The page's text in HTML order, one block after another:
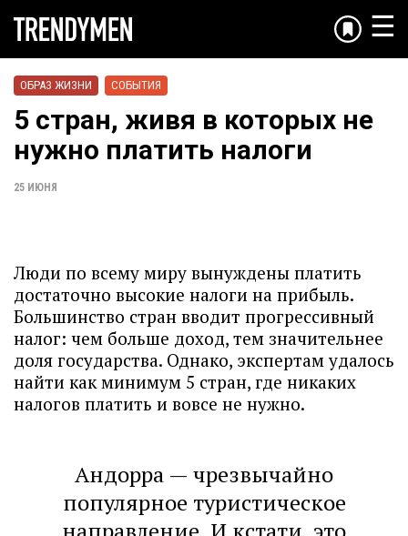
☰
ОБРАЗ ЖИЗНИ СОБЫТИЯ
5 стран, живя в которых не
нужно платить налоги
25 ИЮНЯ
Люди по всему миру вынуждены платить
достаточно высокие налоги на прибыль.
Большинство стран вводит прогрессивный
налог: чем больше доход, тем значительнее
доля государства. Однако, экспертам удалось
найти как минимум 5 стран, где никаких
налогов платить и вовсе не нужно.
Андорра — чрезвычайно
популярное туристическое